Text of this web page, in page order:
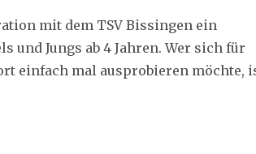
mit dem TSV Bissingen ein
und Jungs ab 4 Jahren. Wer sich für
einfach mal ausprobieren möchte,